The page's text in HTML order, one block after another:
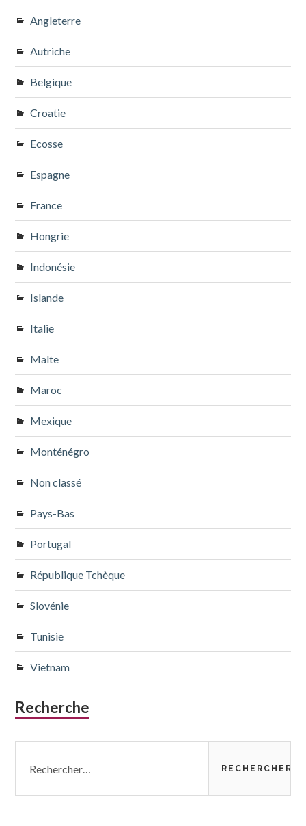
Angleterre
Autriche
Belgique
Croatie
Ecosse
Espagne
France
Hongrie
Indonésie
Islande
Italie
Malte
Maroc
Mexique
Monténégro
Non classé
Pays-Bas
Portugal
République Tchèque
Slovénie
Tunisie
Vietnam
Recherche